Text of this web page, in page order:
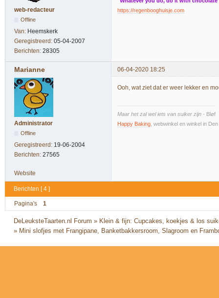
web-redacteur
Offline
Van: Heemskerk
Geregistreerd: 05-04-2007
Berichten: 28305
https://regenbooghuisje.com
Marianne 06-04-2020 18:25
Administrator
Offline
Geregistreerd: 19-06-2004
Berichten: 27565
Ooh, wat ziet dat er weer lekker en
Maar het zal wel iets van suiker zijn - Bløf
Happy Baking , webwinkel en winkel in
Website
Berichten [ 4 ]
Pagina's 1
DeLeuksteTaarten.nl Forum » Klein & fijn: Cupcakes, koekjes & los
» Mini slofjes met Frangipane, Banketbakkersroom, Slagroom en